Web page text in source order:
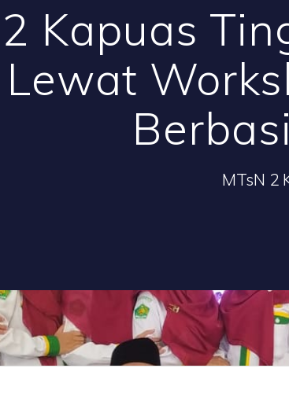
Kapuas
MTsN 2